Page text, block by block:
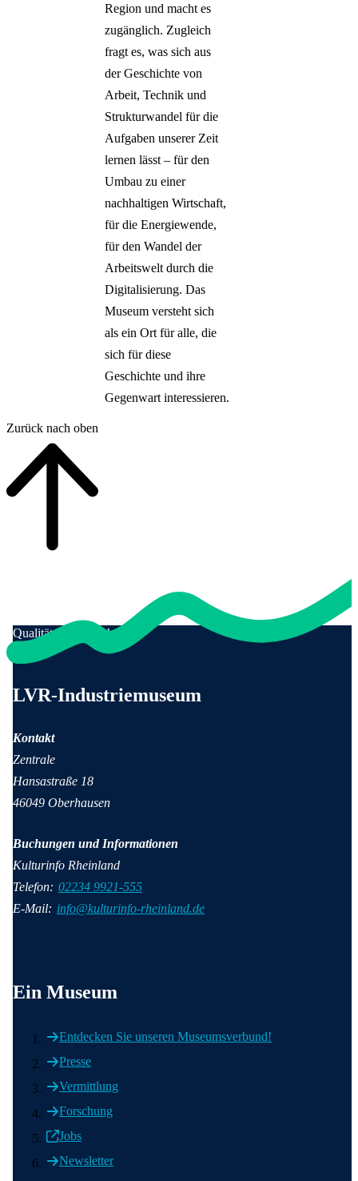
Region und macht es
zugänglich. Zugleich
fragt es, was sich aus
der Geschichte von
Arbeit, Technik und
Strukturwandel für die
Aufgaben unserer Zeit
lernen lässt – für den
Umbau zu einer
nachhaltigen Wirtschaft,
für die Energiewende,
für den Wandel der
Arbeitswelt durch die
Digitalisierung. Das
Museum versteht sich
als ein Ort für alle, die
sich für diese
Geschichte und ihre
Gegenwart interessieren.
Zurück nach oben
Qualität für Menschen
LVR-Industriemuseum
Kontakt
Zentrale
Hansastraße 18
46049 Oberhausen
Buchungen und Informationen
Kulturinfo Rheinland
Telefon: 02234 9921-555
E-Mail: info@kulturinfo-rheinland.de
Ein Museum
Entdecken Sie unseren Museumsverbund!
Presse
Vermittlung
Forschung
Jobs
Newsletter